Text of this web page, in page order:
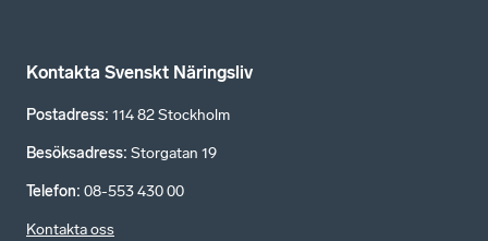
Kontakta Svenskt Näringsliv
Postadress: 114 82 Stockholm
Besöksadress: Storgatan 19
Telefon: 08-553 430 00
Kontakta oss